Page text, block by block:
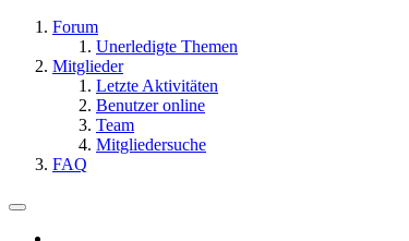
Forum
Unerledigte Themen
Mitglieder
Letzte Aktivitäten
Benutzer online
Team
Mitgliedersuche
FAQ